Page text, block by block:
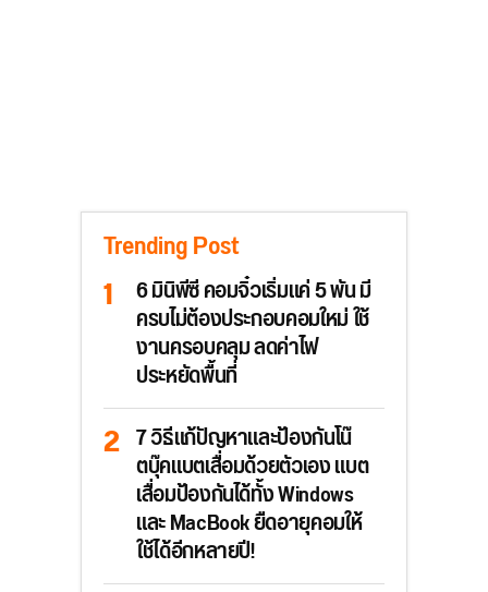
Trending Post
6 มินิพีซี คอมจิ๋วเริ่มแค่ 5 พัน มี
ครบไม่ต้องประกอบคอมใหม่ ใช้
งานครอบคลุม ลดค่าไฟ
ประหยัดพื้นที่
7 วิธีแก้ปัญหาและป้องกันโน๊
ตบุ๊คแบตเสื่อมด้วยตัวเอง แบต
เสื่อมป้องกันได้ทั้ง Windows
และ MacBook ยืดอายุคอมให้
ใช้ได้อีกหลายปี!